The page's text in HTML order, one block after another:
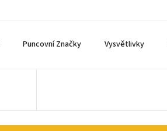
Puncovní Značky Vysvětlivky